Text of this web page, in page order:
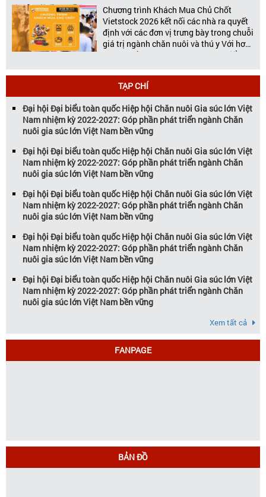
Chương trình Khách Mua Chủ Chốt
Vietstock 2026 kết nối các nhà ra quyết
định với các đơn vị trưng bày trong chuỗi
giá trị ngành chăn nuôi và thú y Với hơn
20 năm đồng hành cùng sự phát triển
Vietstock đã khẳng định vị thế là triển […]
TẠP CHÍ
Đại hội Đại biểu toàn quốc Hiệp hội Chăn nuôi Gia súc lớn Việt
Nam nhiệm kỳ 2022-2027: Góp phần phát triển ngành Chăn
nuôi gia súc lớn Việt Nam bền vững
Đại hội Đại biểu toàn quốc Hiệp hội Chăn nuôi Gia súc lớn Việt
Nam nhiệm kỳ 2022-2027: Góp phần phát triển ngành Chăn
nuôi gia súc lớn Việt Nam bền vững
Đại hội Đại biểu toàn quốc Hiệp hội Chăn nuôi Gia súc lớn Việt
Nam nhiệm kỳ 2022-2027: Góp phần phát triển ngành Chăn
nuôi gia súc lớn Việt Nam bền vững
Đại hội Đại biểu toàn quốc Hiệp hội Chăn nuôi Gia súc lớn Việt
Nam nhiệm kỳ 2022-2027: Góp phần phát triển ngành Chăn
nuôi gia súc lớn Việt Nam bền vững
Đại hội Đại biểu toàn quốc Hiệp hội Chăn nuôi Gia súc lớn Việt
Nam nhiệm kỳ 2022-2027: Góp phần phát triển ngành Chăn
nuôi gia súc lớn Việt Nam bền vững
Xem tất cả
FANPAGE
BẢN ĐỒ